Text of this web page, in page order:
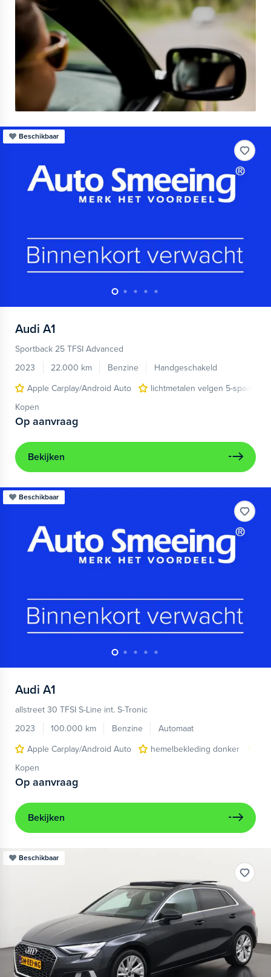
Beschikbaar
Audi A1
Sportback 25 TFSI Advanced
2023
22.000 km Benzine
Handgeschakeld
Apple Carplay/Android Auto
lichtmetalen velgen 5-spaaks
Kopen
Op aanvraag
Bekijken
Beschikbaar
Audi A1
allstreet 30 TFSI S-Line int. S-Tronic
2023
100.000 km Benzine
Automaat
Apple Carplay/Android Auto
hemelbekleding donker
Kopen
Op aanvraag
Bekijken
Beschikbaar